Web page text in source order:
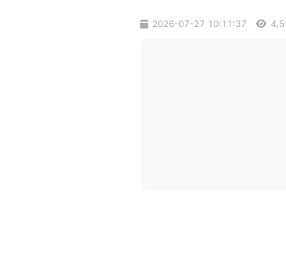
2026-07-27 10:11:37